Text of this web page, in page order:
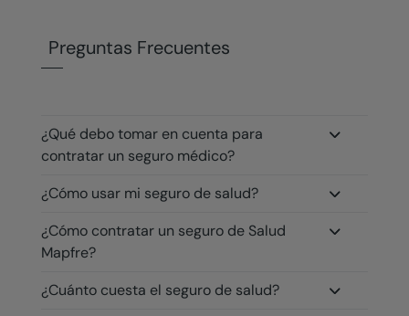
Preguntas Frecuentes
¿Qué debo tomar en cuenta para
contratar un seguro médico?
¿Cómo usar mi seguro de salud?
¿Cómo contratar un seguro de Salud
Mapfre?
¿Cuánto cuesta el seguro de salud?